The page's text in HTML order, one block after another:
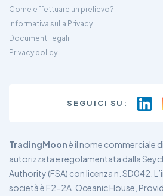
Come effettuare un prelievo?
Informativa sulla Privacy
Documenti legali
Privacy policy
SEGUICI SU:
TradingMoonè il nome commerciale
autorizzata e regolamentata dalla
Authority (FSA) con licenza n. SD042.
società è F2-2A, Oceanic House,